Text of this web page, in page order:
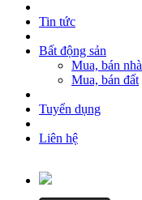
Tin tức
Bất động sản
Mua, bán nhà
Mua, bán đất
Tuyển dụng
Liên hệ
Trang chủ